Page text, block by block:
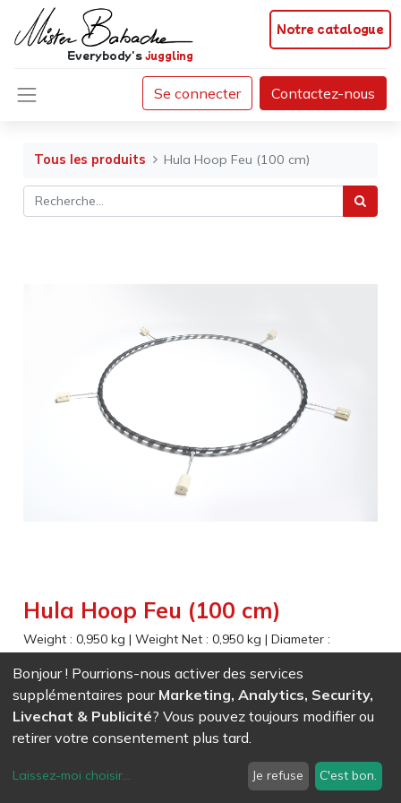
Notre catalogue
Everybody'sjuggling
Se connecter Contactez-nous
Tous les produits Hula Hoop Feu (100 cm)
Hula Hoop Feu (100 cm)
Weight :0,950 kg|Weight Net :0,950 kg|Diameter :
100,000cm|Size :100,000cm
179,90CHF/ HT
EAN7611847037802- Ref (3780)
Bonjour ! Pourrions-nous activer des services
supplémentaires pour Marketing, Analytics, Security,
Livechat & Publicité? Vous pouvez toujours modifier ou
retirer votre consentement plus tard.
Laissez-moi choisir... Je refuse C'est bon.